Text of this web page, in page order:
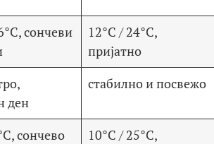
сончеви
12°C / 24°C,
пријатно
ден
стабилно и посвежо
сончево
10°C / 25°C,